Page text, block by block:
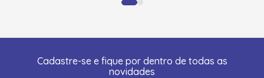
Cadastre-se e fique por dentro de todas as
novidades